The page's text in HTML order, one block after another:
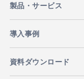
製品・サービス
導入事例
資料ダウンロード